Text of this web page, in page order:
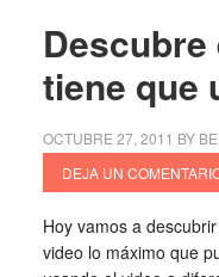
tiene que
OCTUBRE 27, 2011 BY
DEJA UN
Hoy vamos a
video lo máximo que